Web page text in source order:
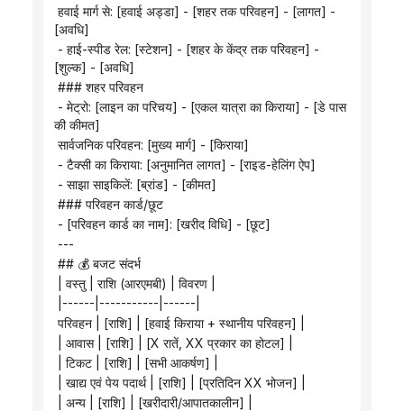
[अवधि]
[शुल्क] - [अवधि]
### शहर परिवहन
की कीमत]
सार्वजनिक परिवहन: [मुख्य मार्ग] - [किराया]
- टैक्सी का किराया: [अनुमानित लागत] - [राइड-हेलिंग ऐप]
- साझा साइकिलें: [ब्रांड] - [कीमत]
### परिवहन कार्ड/छूट
- [परिवहन कार्ड का नाम]: [खरीद विधि] - [छूट]
---
## 💰 बजट संदर्भ
| वस्तु | राशि (आरएमबी) | विवरण |
|------|-----------|------|
परिवहन | [राशि] | [हवाई किराया + स्थानीय परिवहन] |
| आवास | [राशि] | [X रातें, XX प्रकार का होटल] |
| टिकट | [राशि] | [सभी आकर्षण] |
| खाद्य एवं पेय पदार्थ | [राशि] | [प्रतिदिन XX भोजन] |
| अन्य | [राशि] | [खरीदारी/आपातकालीन] |